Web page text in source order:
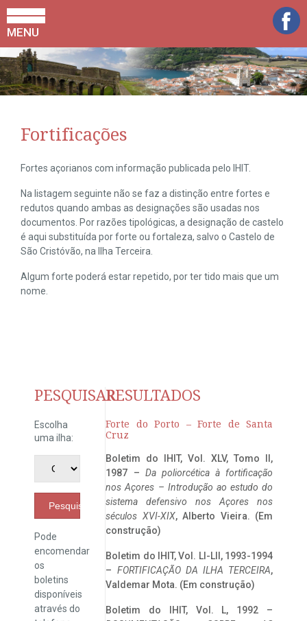
MENU
Fortificações
Fortes açorianos com informação publicada pelo IHIT.
Na listagem seguinte não se faz a distinção entre fortes e
redutos quando ambas as designações são usadas nos
documentos. Por razões tipológicas, a designação de castelo
é aqui substituída por forte ou fortaleza, salvo o Castelo de
São Cristóvão, na Ilha Terceira.
Algum forte poderá estar repetido, por ter tido mais que um
nome.
PESQUISAR
Escolha
uma ilha:
Pesquisar
Pode
encomendar
os
boletins
disponíveis
através do
RESULTADOS
Forte do Porto – Forte de Santa
Cruz
Boletim do IHIT, Vol. XLV, Tomo II,
1987 – Da poliorcética à fortificação
nos Açores – Introdução ao estudo do
sistema defensivo nos Açores nos
séculos XVI-XIX, Alberto Vieira. (Em
construção)
Boletim do IHIT, Vol. LI-LII, 1993-1994
– FORTIFICAÇÃO DA ILHA TERCEIRA,
Valdemar Mota. (Em construção)
Boletim do IHIT, Vol. L, 1992 –